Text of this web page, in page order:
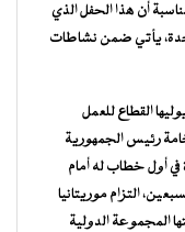
أن هذا الحفل الذي
يأتي ضمن نشاطات
القطاع للعمل
رئيس الجمهورية
في أول خطاب له أمام
التزام موريتانيا
المجموعة الدولية